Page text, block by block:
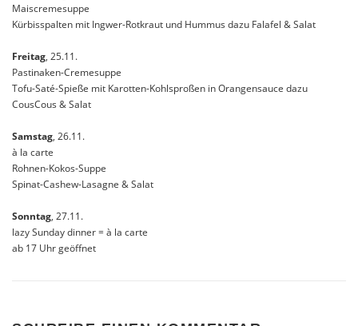
Maiscremesuppe
Kürbisspalten mit Ingwer-Rotkraut und Hummus dazu Falafel & Salat
Freitag, 25.11.
Pastinaken-Cremesuppe
Tofu-Saté-Spieße mit Karotten-Kohlsproßen in Orangensauce dazu
CousCous & Salat
Samstag, 26.11.
à la carte
Rohnen-Kokos-Suppe
Spinat-Cashew-Lasagne & Salat
Sonntag, 27.11.
lazy Sunday dinner = à la carte
ab 17 Uhr geöffnet